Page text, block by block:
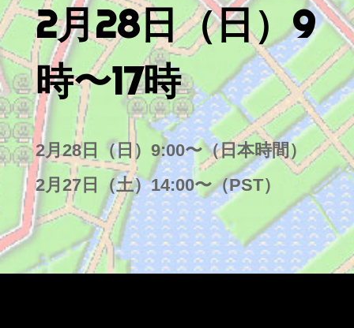
2月28日（日）9
時〜17時
2月28日（日）9:00〜（日本時間）
2月27日（土）14:00〜（PST）